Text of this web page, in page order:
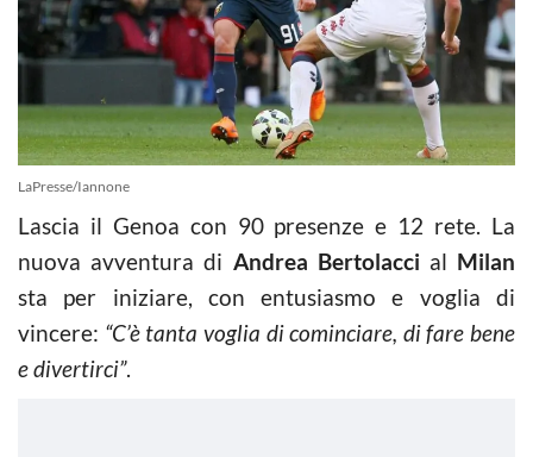
LaPresse/Iannone
Lascia il Genoa con 90 presenze e 12 rete. La
nuova avventura di Andrea Bertolacci al Milan
sta per iniziare, con entusiasmo e voglia di
vincere: “C’è tanta voglia di cominciare, di fare bene
e divertirci”.